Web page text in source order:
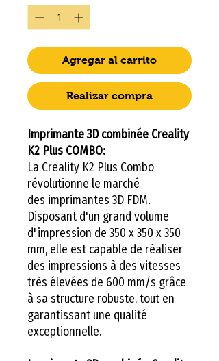
Agregar al carrito
Realizar compra
Imprimante 3D combinée Creality
K2 Plus COMBO:
La Creality K2 Plus Combo
révolutionne le marché
des imprimantes 3D FDM.
Disposant d'un grand volume
d'impression de 350 x 350 x 350
mm, elle est capable de réaliser
des impressions à des vitesses
très élevées de 600 mm/s grâce
à sa structure robuste, tout en
garantissant une qualité
exceptionnelle.